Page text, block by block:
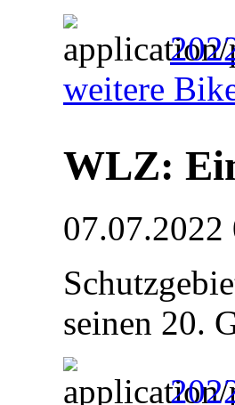
weitere
WLZ:
07.07.2022
seinen 20.